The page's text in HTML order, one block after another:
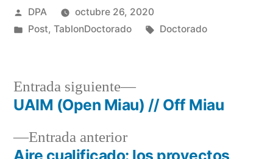
Publicado
por
DPA
octubre 26, 2020
Publicado
Post, TablonDoctorado Etiquetas:
Doctorado
Navegación
deEntrada anteriorEntrada
anterior:
Aire cualificado: los proyectos
Entrada siguiente
Entrada
siguiente:
UAIM (Open Miau) // Off Miau